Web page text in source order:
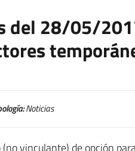
del 28/05/
Noticias
vinculante) de opción